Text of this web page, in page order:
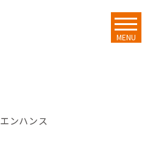
MENU
エンハンス